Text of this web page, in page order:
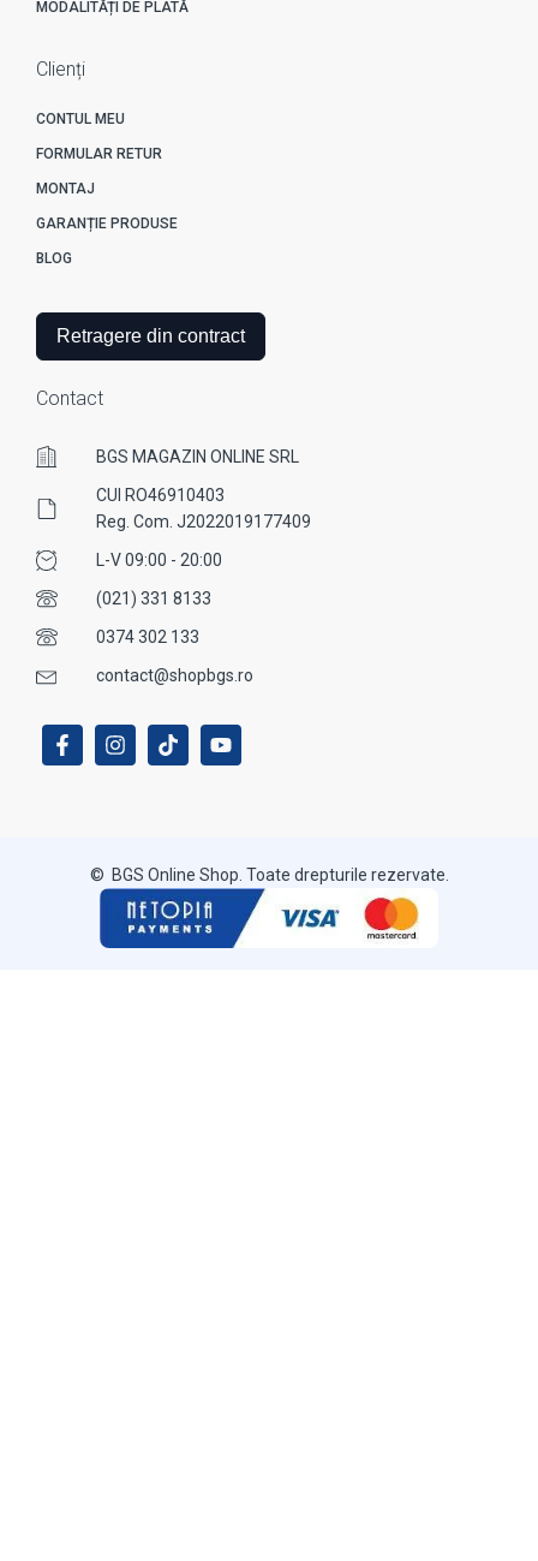
MODALITĂȚI DE PLATĂ
Clienți
CONTUL MEU
FORMULAR RETUR
MONTAJ
GARANȚIE PRODUSE
BLOG
Retragere din contract
Contact
BGS MAGAZIN ONLINE SRL
CUI RO46910403
Reg. Com. J2022019177409
L-V 09:00 - 20:00
(021) 331 8133
0374 302 133
contact@shopbgs.ro
© BGS Online Shop. Toate drepturile rezervate.